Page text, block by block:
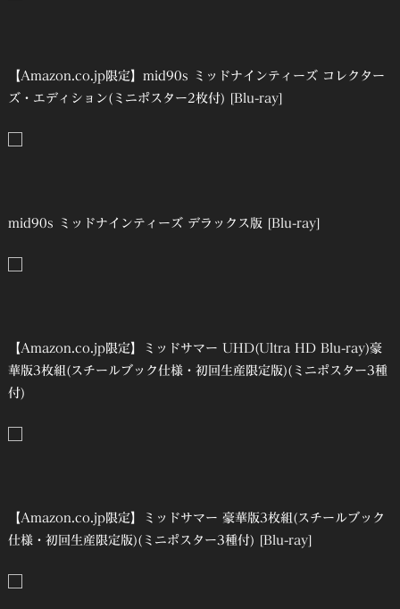
【Amazon.co.jp限定】mid90s ミッドナインティーズ コレクター
ズ・エディション(ミニポスター2枚付) [Blu-ray]
mid90s ミッドナインティーズ デラックス版 [Blu-ray]
【Amazon.co.jp限定】ミッドサマー UHD(Ultra HD Blu-ray)豪
華版3枚組(スチールブック仕様・初回生産限定版)(ミニポスター3種
付)
【Amazon.co.jp限定】ミッドサマー 豪華版3枚組(スチールブック
仕様・初回生産限定版)(ミニポスター3種付) [Blu-ray]